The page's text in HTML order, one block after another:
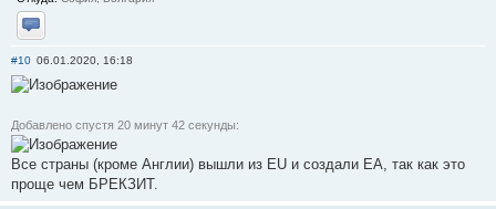
Отправить личное сообщение
#10 06.01.2020, 16:18
Добавлено спустя 20 минут 42 секунды:
Все страны (кроме Англии) вышли из EU и создали ЕА, так как это
проще чем БРЕКЗИТ.